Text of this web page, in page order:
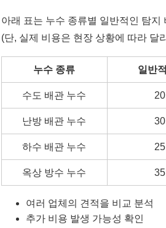
아래 표는 누수 종류별 일반적인 탐지
(단, 실제 비용은 현장 상황에 따라 달
누수 종류 일반
수도 배관 누수
난방 배관 누수
하수 배관 누수
옥상 방수 누수
여러 업체의 견적을 비교 분석
추가 비용 발생 가능성 확인